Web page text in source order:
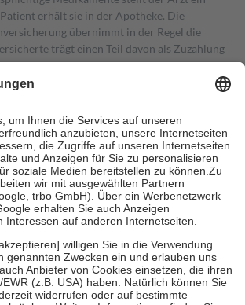
erhält sie in der Apotheke. Die
übernimmt in der Regel die
trägt einen Teil davon als Zuzahlung
Mitglieder Zuzahlungen in Höhe von zehn
Es sind jedoch nie mehr als die tatsächlichen
zu entrichten.
grundsätzlich auch für Online-Apotheken.
Krankenpflege beträgt die
der Kosten sowie zehn Euro je
der Versicherten für ihre eigene Gesundheit zu
Stellung der Familie zu unterstützen,
an bei:
bis zum vollendeten 18. Lebensjahr
Vorsorge und Früherkennung, die von der